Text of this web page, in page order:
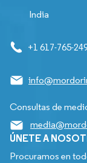
India
+1 617-765-
Consultas de
ÚNETE A
Procuramos en